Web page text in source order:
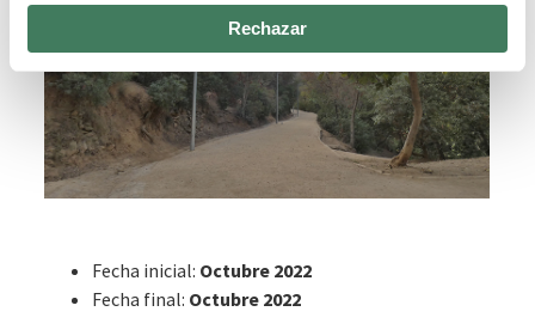
Rechazar
Fecha inicial: Octubre 2022
Fecha final: Octubre 2022